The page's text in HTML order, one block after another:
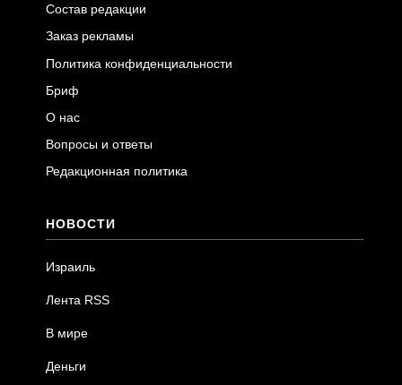
Состав редакции
Заказ рекламы
Политика конфиденциальности
Бриф
О нас
Вопросы и ответы
Редакционная политика
НОВОСТИ
Израиль
Лента RSS
В мире
Деньги